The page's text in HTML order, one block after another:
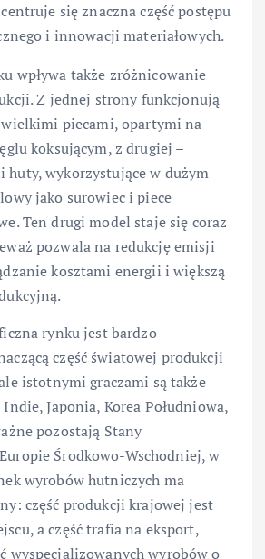
się znaczna część postępu
i innowacji materiałowych.
wpływa także zróżnicowanie
Z jednej strony funkcjonują
piecami, opartymi na
koksującym, z drugiej –
huty, wykorzystujące w dużym
jako surowiec i piece
Ten drugi model staje się coraz
pozwala na redukcję emisji
kosztami energii i większą
rynku jest bardzo
część światowej produkcji
istotnymi graczami są także
Japonia, Korea Południowa,
pozostają Stany
Środkowo-Wschodniej, w
wyrobów hutniczych ma
część produkcji krajowej jest
a część trafia na eksport,
wyspecjalizowanych wyrobów o